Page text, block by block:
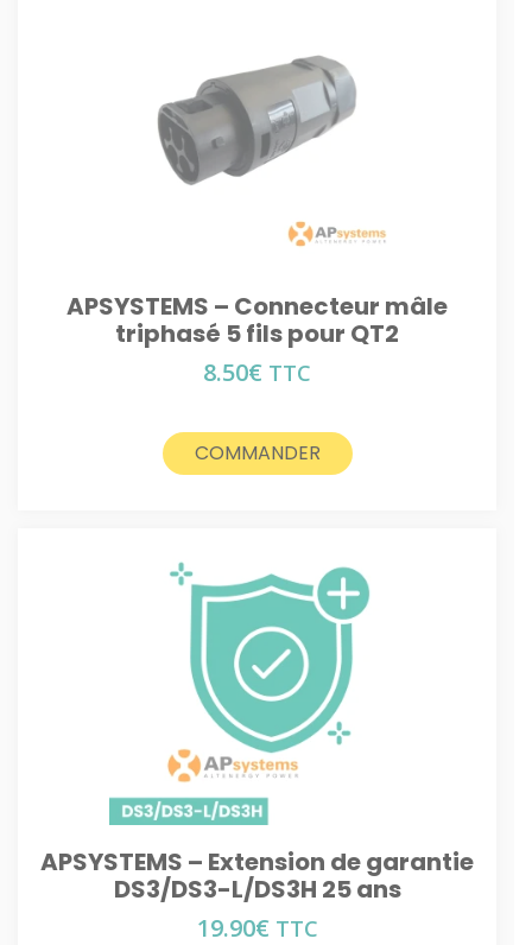
APSYSTEMS – Connecteur mâle
triphasé 5 fils pour QT2
8.50€ TTC
COMMANDER
APSYSTEMS – Extension de garantie
DS3/DS3-L/DS3H 25 ans
19.90€ TTC